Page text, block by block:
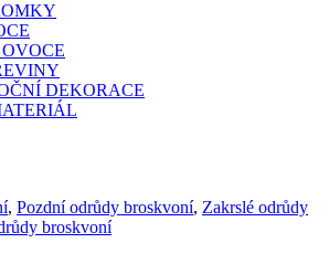
DEKORACE
, Pozdní odrůdy broskvoní, Zakrslé odrůdy
broskvoní